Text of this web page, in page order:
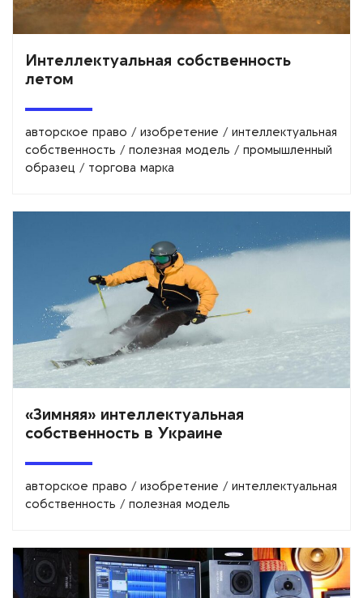
Интеллектуальная собственность
летом
авторское право / изобретение / интеллектуальная
собственность / полезная модель / промышленный
образец / торгова марка
«Зимняя» интеллектуальная
собственность в Украине
авторское право / изобретение / интеллектуальная
собственность / полезная модель